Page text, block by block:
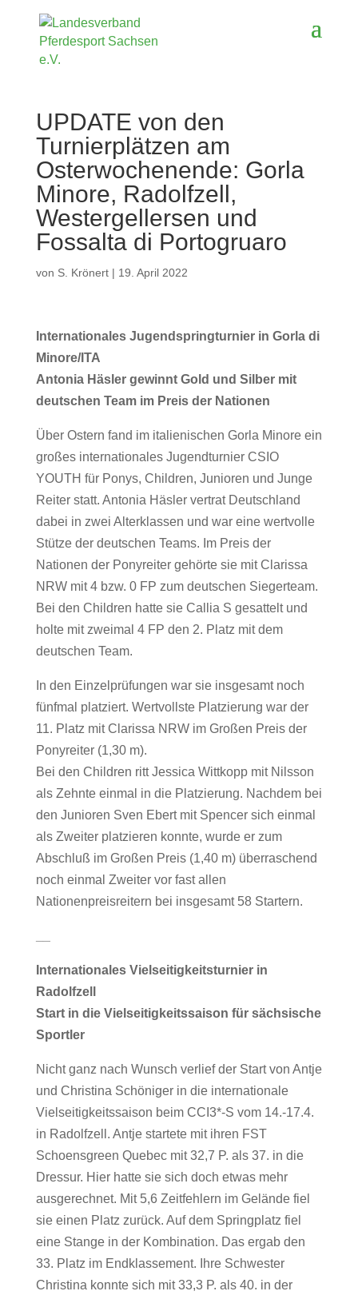
UPDATE von den
Turnierplätzen am
Osterwochenende: Gorla
Minore, Radolfzell,
Westergellersen und
Fossalta di Portogruaro
von S. Krönert| 19. April 2022
Internationales Jugendspringturnier in Gorla di
Minore/ITA
Antonia Häsler gewinnt Gold und Silber mit
deutschen Team im Preis der Nationen
Über Ostern fand im italienischen Gorla Minore ein
großes internationales Jugendturnier CSIO
YOUTH für Ponys, Children, Junioren und Junge
Reiter statt. Antonia Häsler vertrat Deutschland
dabei in zwei Alterklassen und war eine wertvolle
Stütze der deutschen Teams. Im Preis der
Nationen der Ponyreiter gehörte sie mit Clarissa
NRW mit 4 bzw. 0 FP zum deutschen Siegerteam.
Bei den Children hatte sie Callia S gesattelt und
holte mit zweimal 4 FP den 2. Platz mit dem
deutschen Team.
In den Einzelprüfungen war sie insgesamt noch
fünfmal platziert. Wertvollste Platzierung war der
11. Platz mit Clarissa NRW im Großen Preis der
Ponyreiter (1,30 m).
Bei den Children ritt Jessica Wittkopp mit Nilsson
als Zehnte einmal in die Platzierung. Nachdem bei
den Junioren Sven Ebert mit Spencer sich einmal
als Zweiter platzieren konnte, wurde er zum
Abschluß im Großen Preis (1,40 m) überraschend
noch einmal Zweiter vor fast allen
Nationenpreisreitern bei insgesamt 58 Startern.
Internationales Vielseitigkeitsturnier in
Radolfzell
Start in die Vielseitigkeitssaison für sächsische
Sportler
Nicht ganz nach Wunsch verlief der Start von Antje
und Christina Schöniger in die internationale
Vielseitigkeitssaison beim CCI3*-S vom 14.-17.4.
in Radolfzell. Antje startete mit ihren FST
Schoensgreen Quebec mit 32,7 P. als 37. in die
Dressur. Hier hatte sie sich doch etwas mehr
ausgerechnet. Mit 5,6 Zeitfehlern im Gelände fiel
sie einen Platz zurück. Auf dem Springplatz fiel
eine Stange in der Kombination. Das ergab den
33. Platz im Endklassement. Ihre Schwester
Christina konnte sich mit 33,3 P. als 40. in der